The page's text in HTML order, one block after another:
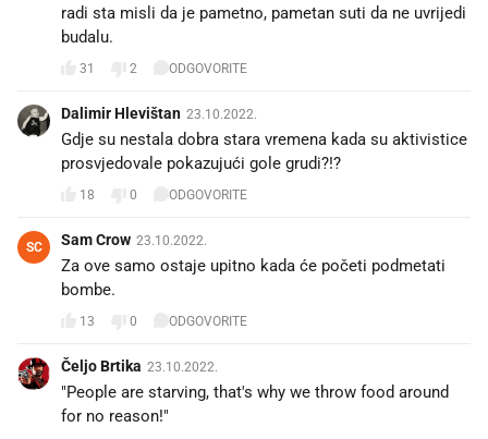
radi sta misli da je pametno, pametan suti da ne uvrijedi
31 2 ODGOVORITE
Dalimir Hlevištan 23.10.2022.
Gdje su nestala dobra stara vremena kada su aktivistice
prosvjedovale pokazujući gole grudi?!? 😂
18 0 ODGOVORITE
SC Sam Crow 23.10.2022.
Za ove samo ostaje upitno kada će početi podmetati
bombe.
13 0 ODGOVORITE
Čeljo Brtika 23.10.2022.
"People are starving, that's why we throw food around
for no reason!"